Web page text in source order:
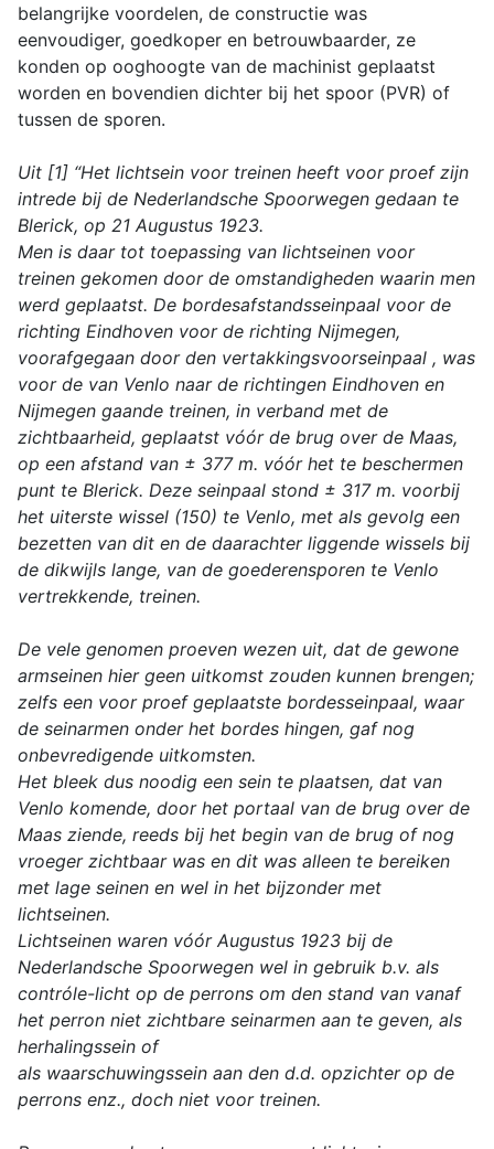
belangrijke voordelen, de constructie was
eenvoudiger, goedkoper en betrouwbaarder, ze
konden op ooghoogte van de machinist geplaatst
worden en bovendien dichter bij het spoor (PVR) of
tussen de sporen.
Uit [1] “Het lichtsein voor treinen heeft voor proef zijn
intrede bij de Nederlandsche Spoorwegen gedaan te
Blerick, op 21 Augustus 1923.
Men is daar tot toepassing van lichtseinen voor
treinen gekomen door de omstandigheden waarin men
werd geplaatst. De bordesafstandsseinpaal voor de
richting Eindhoven voor de richting Nijmegen,
voorafgegaan door den vertakkingsvoorseinpaal , was
voor de van Venlo naar de richtingen Eindhoven en
Nijmegen gaande treinen, in verband met de
zichtbaarheid, geplaatst vóór de brug over de Maas,
op een afstand van ± 377 m. vóór het te beschermen
punt te Blerick. Deze seinpaal stond ± 317 m. voorbij
het uiterste wissel (150) te Venlo, met als gevolg een
bezetten van dit en de daarachter liggende wissels bij
de dikwijls lange, van de goederensporen te Venlo
vertrekkende, treinen.
De vele genomen proeven wezen uit, dat de gewone
armseinen hier geen uitkomst zouden kunnen brengen;
zelfs een voor proef geplaatste bordesseinpaal, waar
de seinarmen onder het bordes hingen, gaf nog
onbevredigende uitkomsten.
Het bleek dus noodig een sein te plaatsen, dat van
Venlo komende, door het portaal van de brug over de
Maas ziende, reeds bij het begin van de brug of nog
vroeger zichtbaar was en dit was alleen te bereiken
met lage seinen en wel in het bijzonder met
lichtseinen.
Lichtseinen waren vóór Augustus 1923 bij de
Nederlandsche Spoorwegen wel in gebruik b.v. als
contróle-licht op de perrons om den stand van vanaf
het perron niet zichtbare seinarmen aan te geven, als
herhalingssein of
als waarschuwingssein aan den d.d. opzichter op de
perrons enz., doch niet voor treinen.